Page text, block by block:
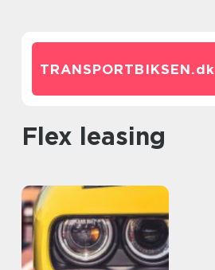
TRANSPORTBIKSEN.dk
flex leasing